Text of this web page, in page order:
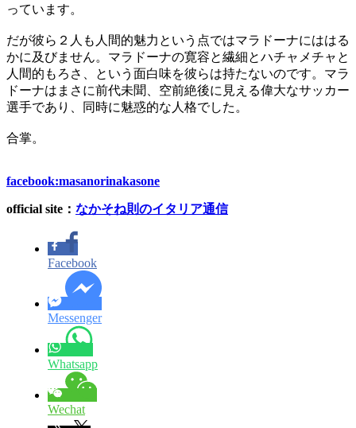
っています。
だが彼ら２人も人間的魅力という点ではマラドーナにははる
かに及びません。マラドーナの寛容と繊細とハチャメチャと
人間的もろさ、という面白味を彼らは持たないのです。マラ
ドーナはまさに前代未聞、空前絶後に見える偉大なサッカー
選手であり、同時に魅惑的な人格でした。
合掌。
facebook:masanorinakasone
official site ： なかそね則のイタリア通信
Facebook
Messenger
Whatsapp
Wechat